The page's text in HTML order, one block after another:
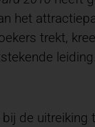
het
trekt,
leiding.
de uitreiking